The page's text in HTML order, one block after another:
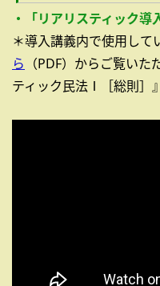
・「リアリスティック
＊導入講義内で使用して
ら （PDF）からご覧い
ティック民法Ⅰ［総則］